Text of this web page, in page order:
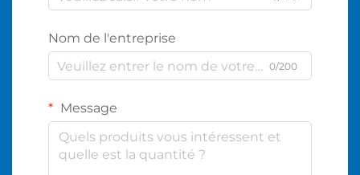
Nom de l'entreprise
0/200
Message